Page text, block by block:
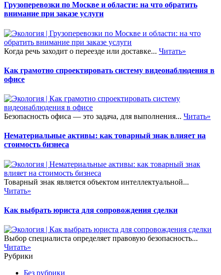
Грузоперевозки по Москве и области: на что обратить
внимание при заказе услуги
Когда речь заходит о переезде или доставке... Читать»
Как грамотно спроектировать систему видеонаблюдения в
офисе
Безопасность офиса — это задача, для выполнения... Читать»
Нематериальные активы: как товарный знак влияет на
стоимость бизнеса
Товарный знак является объектом интеллектуальной...
Читать»
Как выбрать юриста для сопровождения сделки
Выбор специалиста определяет правовую безопасность...
Читать»
Рубрики
Без рубрики